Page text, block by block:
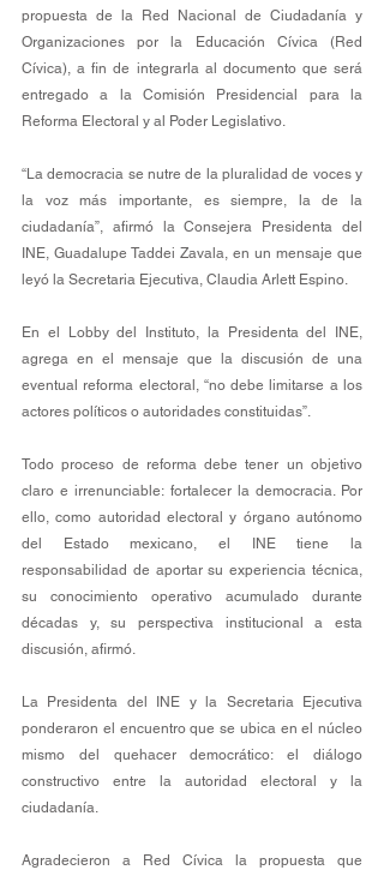
propuesta de la Red Nacional de Ciudadanía y
Organizaciones por la Educación Cívica (Red
Cívica), a fin de integrarla al documento que será
entregado a la Comisión Presidencial para la
Reforma Electoral y al Poder Legislativo.
“La democracia se nutre de la pluralidad de voces y
la voz más importante, es siempre, la de la
ciudadanía”, afirmó la Consejera Presidenta del
INE, Guadalupe Taddei Zavala, en un mensaje que
leyó la Secretaria Ejecutiva, Claudia Arlett Espino.
En el Lobby del Instituto, la Presidenta del INE,
agrega en el mensaje que la discusión de una
eventual reforma electoral, “no debe limitarse a los
actores políticos o autoridades constituidas”.
Todo proceso de reforma debe tener un objetivo
claro e irrenunciable: fortalecer la democracia. Por
ello, como autoridad electoral y órgano autónomo
del Estado mexicano, el INE tiene la
responsabilidad de aportar su experiencia técnica,
su conocimiento operativo acumulado durante
décadas y, su perspectiva institucional a esta
discusión, afirmó.
La Presidenta del INE y la Secretaria Ejecutiva
ponderaron el encuentro que se ubica en el núcleo
mismo del quehacer democrático: el diálogo
constructivo entre la autoridad electoral y la
ciudadanía.
Agradecieron a Red Cívica la propuesta que